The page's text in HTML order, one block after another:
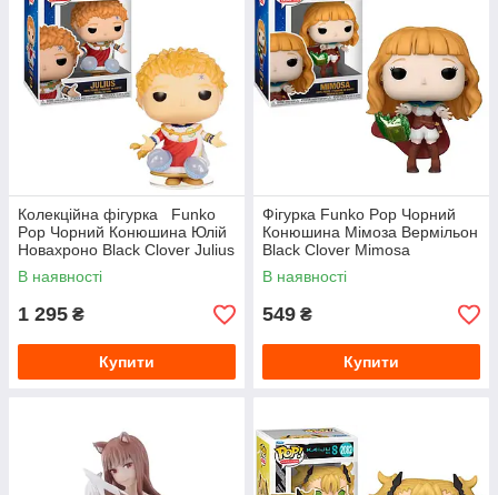
Колекційна фігурка Funko
Pop Чорний Конюшина Юлій
Новахроно Black Clover Julius
Novachrono 10 см FP BC J
1553
В наявності
1 295 ₴
Купити
Фігурка Funko Pop Чорний
Конюшина Мімоза Вермільон
Black Clover Mimosa
Vermillion 10 см FP BC M
1552
В наявності
549 ₴
Купити